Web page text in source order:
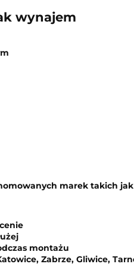
wynajem
marek takich jak
montażu
Zabrze, Gliwice,